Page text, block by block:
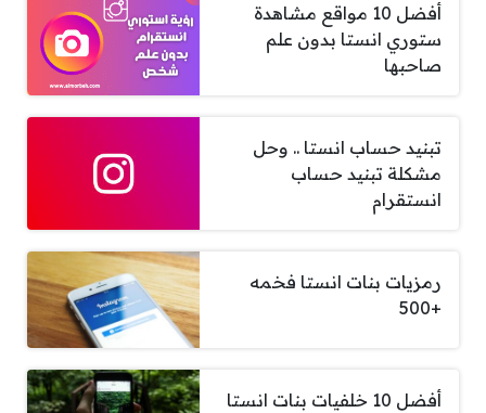
أفضل 10 مواقع مشاهدة
ستوري انستا بدون علم
صاحبها
تبنيد حساب انستا .. وحل
مشكلة تبنيد حساب
انستقرام
رمزيات بنات انستا فخمه
+500
أفضل 10 خلفيات بنات انستا